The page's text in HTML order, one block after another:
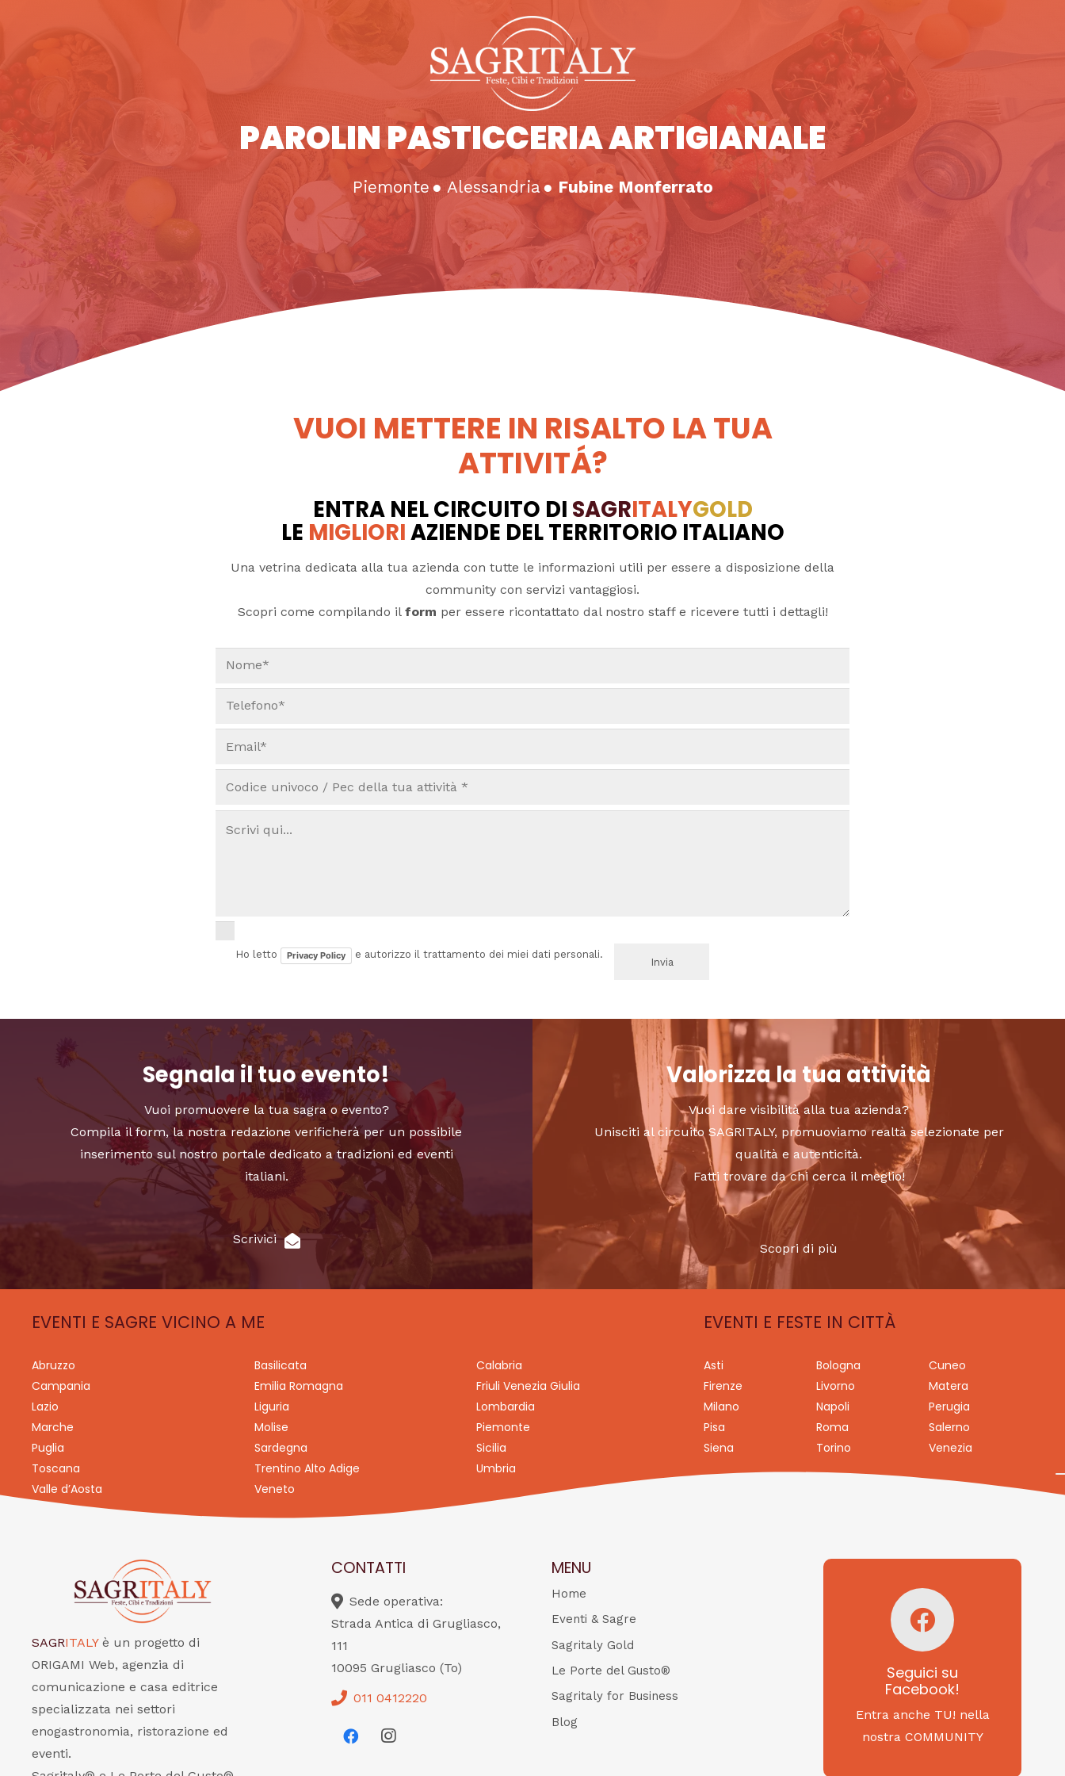
PAROLIN PASTICCERIA ARTIGIANALE
Piemonte ● Alessandria● Fubine Monferrato
VUOI METTERE IN RISALTO LA TUA
ATTIVITÁ?
ENTRA NEL CIRCUITO DI SAGRITALYGOLD
LE MIGLIORIAZIENDE DEL TERRITORIO ITALIANO
Una vetrina dedicata alla tua azienda con tutte le informazioni utili per essere a disposizione della
community con servizi vantaggiosi.
Scopri come compilando il form per essere ricontattato dal nostro staff e ricevere tutti i dettagli!
Ho letto Privacy Policy e autorizzo il trattamento dei miei dati personali.
Segnala il tuo evento!
Vuoi promuovere la tua sagra o evento?
Compila il form, la nostra redazione verificherà per un possibile
inserimento sul nostro portale dedicato a tradizioni ed eventi
italiani.
Scrivici
Valorizza la tua attività
Vuoi dare visibilità alla tua azienda?
Unisciti al circuito SAGRITALY, promuoviamo realtà selezionate per
qualità e autenticità.
Fatti trovare da chi cerca il meglio!
Scopri di più
EVENTI E SAGRE VICINO A ME
Abruzzo Basilicata
Calabria
Campania
Emilia Romagna
Friuli Venezia Giulia
Lazio
Liguria
Lombardia
Marche
Molise
Piemonte
Puglia
Sardegna
Sicilia
Toscana
Trentino Alto Adige
Umbria
Valle d’Aosta
Veneto
EVENTI E FESTE IN CITTÀ
Asti Bologna
Cuneo
Firenze
Livorno
Matera
Milano
Napoli
Perugia
Pisa
Roma
Salerno
Siena
Torino Venezia
SAGRITALY è un progetto di
ORIGAMI Web, agenzia di
comunicazione e casa editrice
specializzata nei settori
enogastronomia, ristorazione ed
eventi.
CONTATTI
Sede operativa:
Strada Antica di Grugliasco,
111
10095 Grugliasco (To)
011 0412220
MENU
Home
Eventi & Sagre
Sagritaly Gold
Le Porte del Gusto®
Sagritaly for Business
Blog
Seguici su
Facebook!
Entra anche TU! nella
nostra COMMUNITY
Seguici su
Facebook!
SAGRITALY
Feste, cibi e tradizioni
da Nord a Sud...